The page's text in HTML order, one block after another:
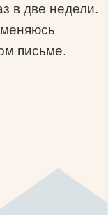
в две недели.
письме.